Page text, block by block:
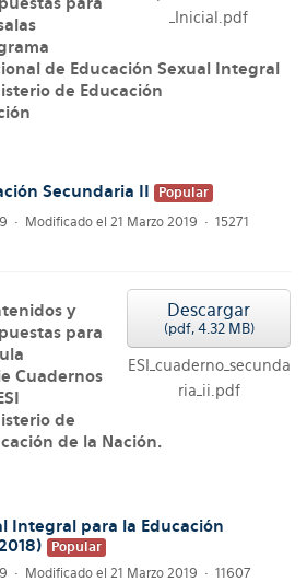
_Inicial.pdf
de Educación Sexual Integral
de Educación
Secundaria II
Popular
Modificado el 21 Marzo 2019
15271
Descargar
(pdf, 4.32 MB)
ESI_cuaderno_secunda
ria_ii.pdf
y
para
Cuadernos
de
de la Nación.
Integral para la Educación
Popular
Modificado el 21 Marzo 2019
11607